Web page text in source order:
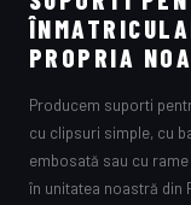
PROPRIA
Producem suporti
cu clipsuri simple, cu
embosată sau cu
în unitatea noastră din